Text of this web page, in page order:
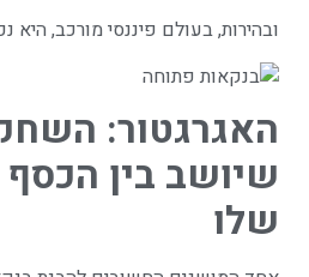
ובהירות, בעולם פיננסי מורכב, היא
האגרגטור:
שיושב בין הכסף
שלו